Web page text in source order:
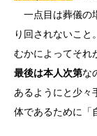
一点目は葬儀の
り回されないこと
むかによってそれ
最後は本人次第な
あるようにと少々
体であるために「